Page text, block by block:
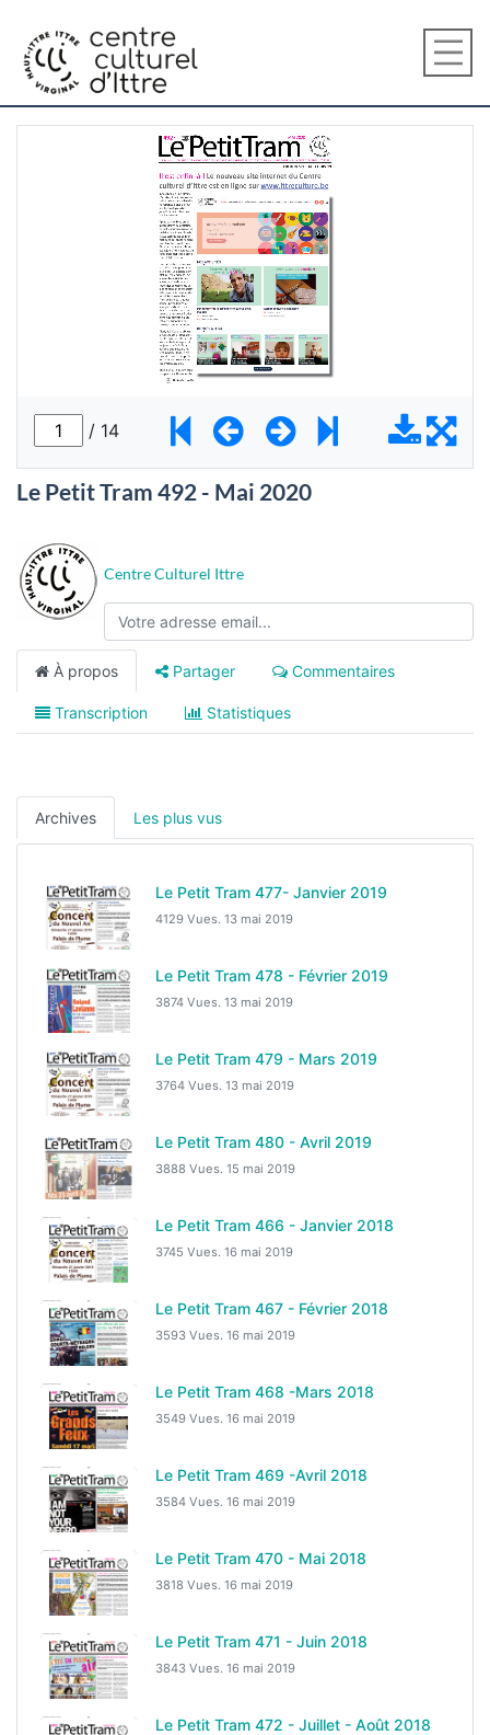
Le Petit Tram 492 - Mai 2020
Centre Culturel Ittre
À propos Partager Commentaires
Transcription Statistiques
Archives Les plus vus
Le Petit Tram 477- Janvier 2019
4129 Vues. 13 mai 2019
Le Petit Tram 478 - Février 2019
3874 Vues. 13 mai 2019
Le Petit Tram 479 - Mars 2019
3764 Vues. 13 mai 2019
Le Petit Tram 480 - Avril 2019
3888 Vues. 15 mai 2019
Le Petit Tram 466 - Janvier 2018
3745 Vues. 16 mai 2019
Le Petit Tram 467 - Février 2018
3593 Vues. 16 mai 2019
Le Petit Tram 468 -Mars 2018
3549 Vues. 16 mai 2019
Le Petit Tram 469 -Avril 2018
3584 Vues. 16 mai 2019
Le Petit Tram 470 - Mai 2018
3818 Vues. 16 mai 2019
Le Petit Tram 471 - Juin 2018
3843 Vues. 16 mai 2019
Le Petit Tram 472 - Juillet - Août 2018